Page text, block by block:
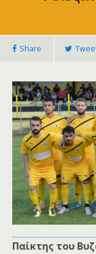
Share
Παίκτης του